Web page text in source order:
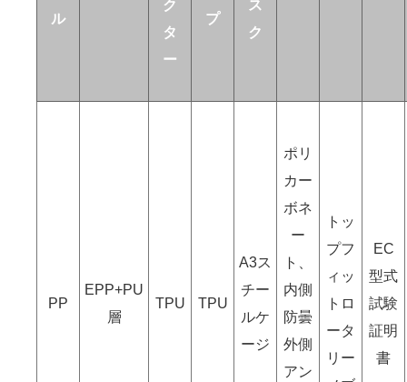
ル
ク
タ
ー
プ
ス
ク
PP
EPP+PU
層
TPU TPU
A3ス
チー
ルケ
ージ
ポリ
カー
ボネ
ー
ト、
内側
防曇
外側
アン
トッ
プフ
ィッ
トロ
ータ
リー
EC
型式
試験
証明
書